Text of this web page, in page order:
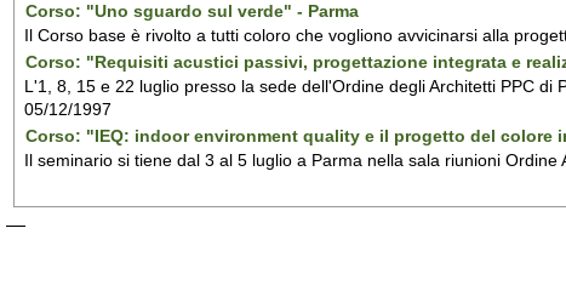
Corso: "Uno sguardo sul verde" - Parma
Il Corso base è rivolto a tutti coloro che vogliono avvicinarsi alla
Corso: "Requisiti acustici passivi, progettazione integrata e
L'1, 8, 15 e 22 luglio presso la sede dell'Ordine degli Architetti PPC
05/12/1997
Corso: "IEQ: indoor environment quality e il progetto del colore
Il seminario si tiene dal 3 al 5 luglio a Parma nella sala riunioni Ordine